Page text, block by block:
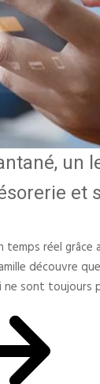
un
et
réel grâce
découvre
sont toujours